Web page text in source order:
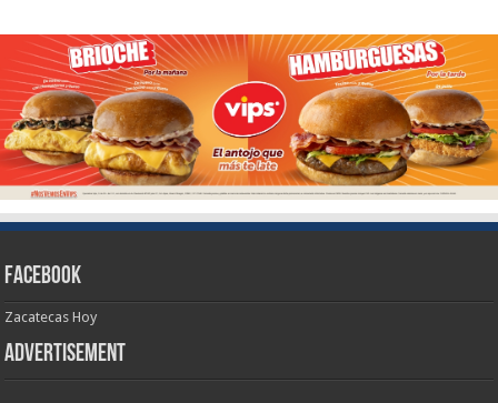
Facebook
Zacatecas Hoy
Advertisement